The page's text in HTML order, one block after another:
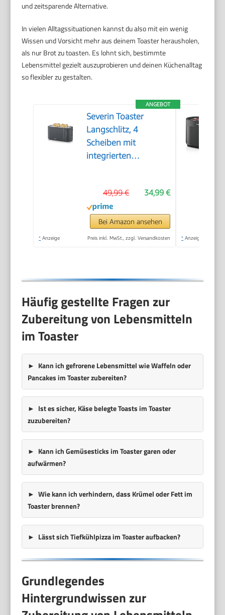
und zeitsparende Alternative.
In vielen Alltagssituationen kannst du also mit ein wenig
Wissen und Vorsicht mehr aus deinem Toaster herausholen,
als nur Brot zu toasten. Es lohnt sich, bestimmte
Lebensmittel gezielt auszuprobieren und deinen Küchenalltag
so flexibler zu gestalten.
ANGEBOT
Severin Toaster
Langschlitz, 4
Scheiben mit
integrierten
Röstschachte,
verschiedene
Aufwärmstufen,
1.400 W, Schwarz
34,99 €
49,99 €
Bei Amazon ansehen
* Anzeige Preis inkl. MwSt., zzgl. Versandkosten * Anzeige
Häufig gestellte Fragen zur
Zubereitung von Lebensmitteln
im Toaster
Kann ich gefrorene Lebensmittel wie Waffeln oder
Pancakes im Toaster zubereiten?
Ist es sicher, Käse belegte Toasts im Toaster
zuzubereiten?
Kann ich Gemüsesticks im Toaster garen oder
aufwärmen?
Wie kann ich verhindern, dass Krümel oder Fett im
Toaster brennen?
Lässt sich Tiefkühlpizza im Toaster aufbacken?
Grundlegendes
Hintergrundwissen zur